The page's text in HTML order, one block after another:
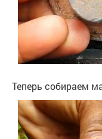
Теперь собираем